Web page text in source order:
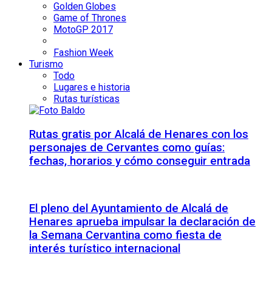
Golden Globes
Game of Thrones
MotoGP 2017
Fashion Week
Turismo
Todo
Lugares e historia
Rutas turísticas
Rutas gratis por Alcalá de Henares con los
personajes de Cervantes como guías:
fechas, horarios y cómo conseguir entrada
El pleno del Ayuntamiento de Alcalá de
Henares aprueba impulsar la declaración de
la Semana Cervantina como fiesta de
interés turístico internacional